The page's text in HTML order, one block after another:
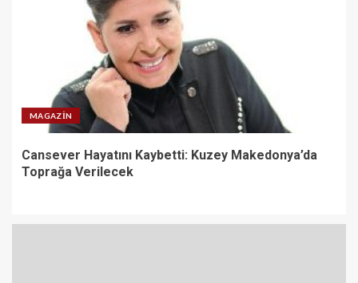
MAGAZIN
Cansever Hayatını Kaybetti: Kuzey Makedonya’da
Toprağa Verilecek